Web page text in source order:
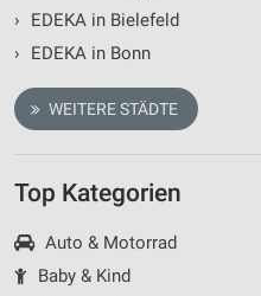
›
EDEKA in Bielefeld
›
EDEKA in Bonn
WEITERE STÄDTE
Top Kategorien
Auto & Motorrad
Baby & Kind